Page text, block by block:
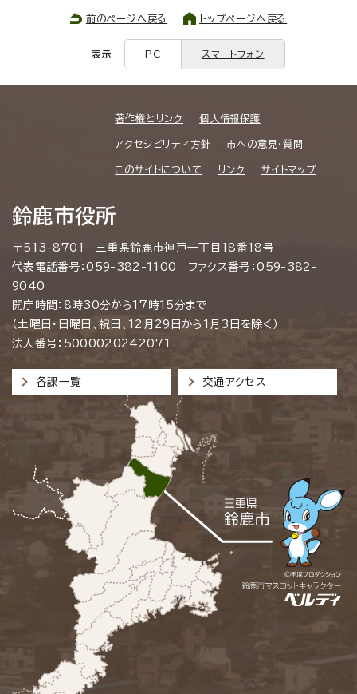
前のページへ戻る トップページへ戻る
表示 PC スマートフォン
著作権とリンク 個人情報保護
アクセシビリティ方針 市への意見・質問
このサイトについて リンク サイトマップ
鈴鹿市役所
〒513-8701 三重県鈴鹿市神戸一丁目18番18号
代表電話番号：059-382-1100 ファクス番号：059-382-
9040
開庁時間：8時30分から17時15分まで
（土曜日・日曜日、祝日、12月29日から1月3日を除く）
法人番号：5000020242071
各課一覧 交通アクセス